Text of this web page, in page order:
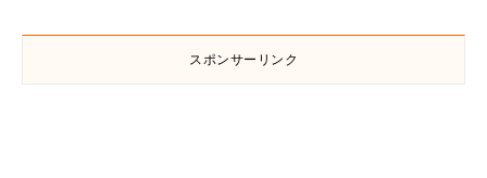
スポンサーリンク